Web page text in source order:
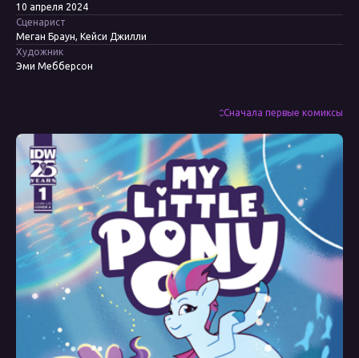
10 апреля 2024
Сценарист
Меган Браун, Кейси Джилли
Художник
Эми Мебберсон
Сначала первые комиксы